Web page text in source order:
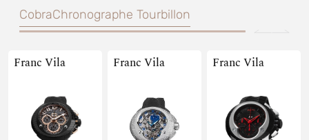
CobraChronographe Tourbillon
Franc Vila Franc Vila Franc Vila